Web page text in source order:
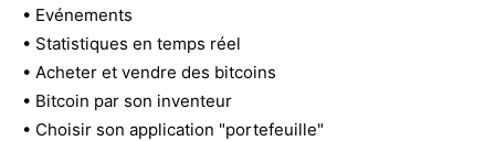
• Evénements
• Statistiques en temps réel
• Acheter et vendre des bitcoins
• Bitcoin par son inventeur
• Choisir son application "portefeuille"